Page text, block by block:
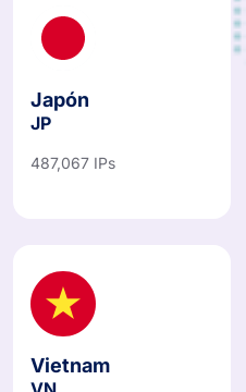
Japón
JP
487,067 IPs
Vietnam
VN